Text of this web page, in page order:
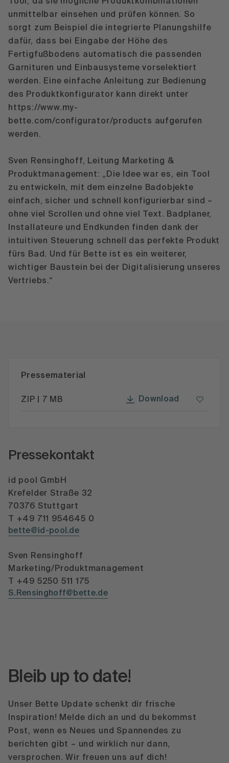
unmittelbar einsehen und prüfen können. So
sorgt zum Beispiel die integrierte Planungshilfe
dafür, dass bei Eingabe der Höhe des
Fertigfußbodens automatisch die passenden
Garnituren und Einbausysteme vorselektiert
werden. Eine einfache Anleitung zur Bedienung
des Produktkonfigurator kann direkt unter
https://www.my-
bette.com/configurator/products aufgerufen
werden.
Sven Rensinghoff, Leitung Marketing &
Produktmanagement: „Die Idee war es, ein Tool
zu entwickeln, mit dem einzelne Badobjekte
einfach, sicher und schnell konfigurierbar sind –
ohne viel Scrollen und ohne viel Text. Badplaner,
Installateure und Endkunden finden dank der
intuitiven Steuerung schnell das perfekte Produkt
fürs Bad. Und für Bette ist es ein weiterer,
wichtiger Baustein bei der Digitalisierung unseres
Vertriebs.“
Pressematerial
ZIP | 7 MB Download
Pressekontakt
id pool GmbH
Krefelder Straße 32
70376 Stuttgart
T +49 711 954645 0
bette@id-pool.de
Sven Rensinghoff
Marketing/Produktmanagement
T +49 5250 511 175
S.Rensinghoff@bette.de
Bleib up to date!
Unser Bette Update schenkt dir frische
Inspiration! Melde dich an und du bekommst
Post, wenn es Neues und Spannendes zu
berichten gibt – und wirklich nur dann,
versprochen. Wir freuen uns auf dich!